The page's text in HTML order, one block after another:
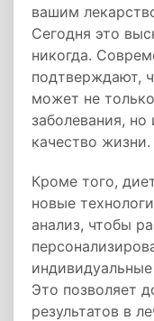
вашим
Сегодня это
никогда.
подтверждают,
может не
заболевания, но
качество жизни.
Кроме того,
новые
анализ, чтобы
Это позволяет
результатов в